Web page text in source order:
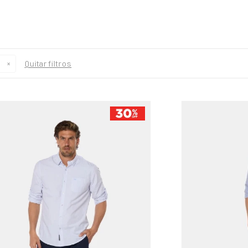
Quitar filtros